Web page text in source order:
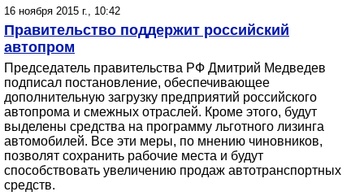
16 ноября 2015 г., 10:42
Правительство поддержит российский
автопром
Председатель правительства РФ Дмитрий Медведев
подписал постановление, обеспечивающее
дополнительную загрузку предприятий российского
автопрома и смежных отраслей. Кроме этого, будут
выделены средства на программу льготного лизинга
автомобилей. Все эти меры, по мнению чиновников,
позволят сохранить рабочие места и будут
способствовать увеличению продаж автотранспортных
средств.